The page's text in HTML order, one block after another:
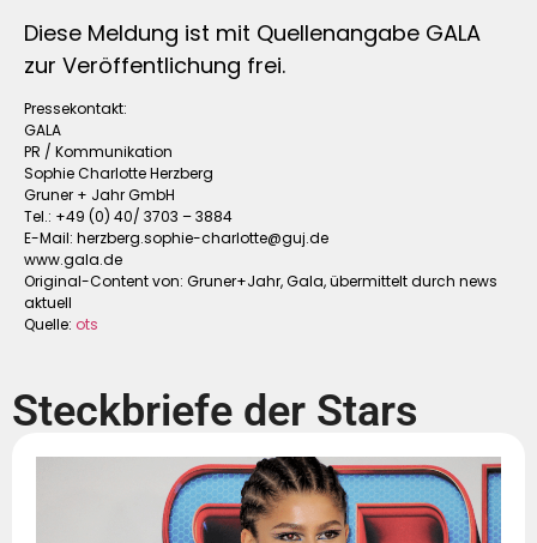
Diese Meldung ist mit Quellenangabe GALA
zur Veröffentlichung frei.
Pressekontakt:
GALA
PR / Kommunikation
Sophie Charlotte Herzberg
Gruner + Jahr GmbH
Tel.: +49 (0) 40/ 3703 – 3884
E-Mail: herzberg.sophie-charlotte@guj.de
www.gala.de
Original-Content von: Gruner+Jahr, Gala, übermittelt durch news
aktuell
Quelle: ots
Steckbriefe der Stars